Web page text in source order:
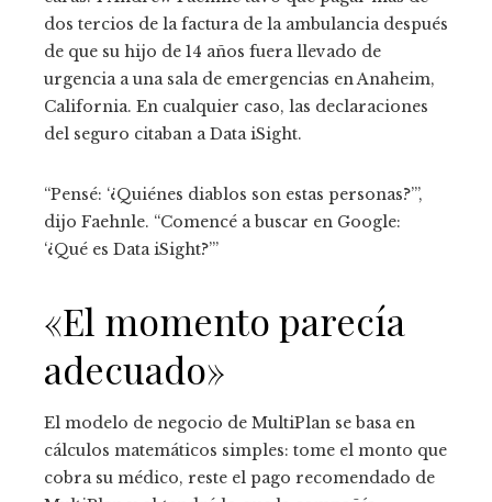
dos tercios de la factura de la ambulancia después
de que su hijo de 14 años fuera llevado de
urgencia a una sala de emergencias en Anaheim,
California. En cualquier caso, las declaraciones
del seguro citaban a Data iSight.
“Pensé: ‘¿Quiénes diablos son estas personas?’”,
dijo Faehnle. “Comencé a buscar en Google:
‘¿Qué es Data iSight?’”
«El momento parecía
adecuado»
El modelo de negocio de MultiPlan se basa en
cálculos matemáticos simples: tome el monto que
cobra su médico, reste el pago recomendado de